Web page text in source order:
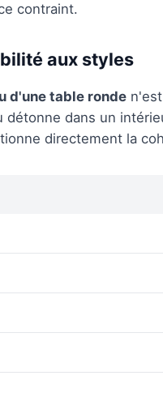
contraint.
aux styles
d'une table ronde
détonne dans un
directement la